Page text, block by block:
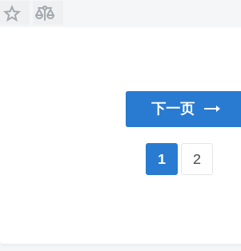
下一页
1 2